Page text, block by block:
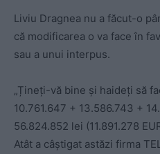
Liviu Dragnea nu a făcut-o
că modificarea o va face în
sau a unui interpus.
„Țineți-vă bine și haideți să
10.761.647 + 13.586.743 +
56.824.852 lei (11.891.278
Atât a câștigat astăzi firma